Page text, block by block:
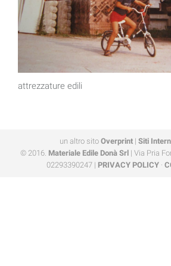
attrezzature edili
un altro sito Overprint | Siti
© 2016. Materiale Edile Donà Srl | Via Pria
02293390247 | PRIVACY POLICY ·